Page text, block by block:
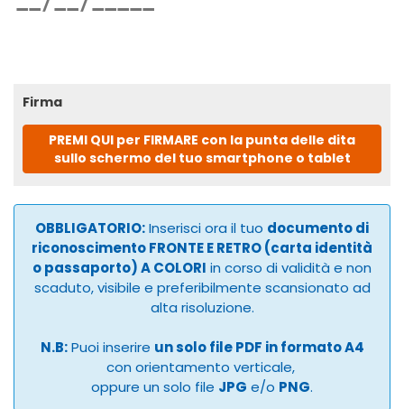
Firma
PREMI QUI per FIRMARE con la punta delle dita
sullo schermo del tuo smartphone o tablet
OBBLIGATORIO:Inserisci ora il tuo documento di
riconoscimento FRONTE E RETRO (carta identità
o passaporto) A COLORI in corso di validità e non
scaduto, visibile e preferibilmente scansionato ad
alta risoluzione.
N.B:Puoi inserire un solo file PDF in formato A4
con orientamento verticale,
oppure un solo file JPG e/o PNG.